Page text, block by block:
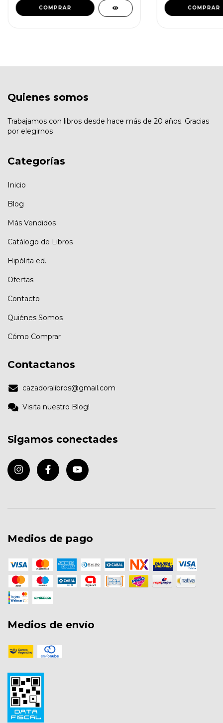
Quienes somos
Trabajamos con libros desde hace más de 20 años. Gracias
por elegirnos
Categorías
Inicio
Blog
Más Vendidos
Catálogo de Libros
Hipólita ed.
Ofertas
Contacto
Quiénes Somos
Cómo Comprar
Contactanos
cazadoralibros@gmail.com
Visita nuestro Blog!
Sigamos conectades
Medios de pago
Medios de envío